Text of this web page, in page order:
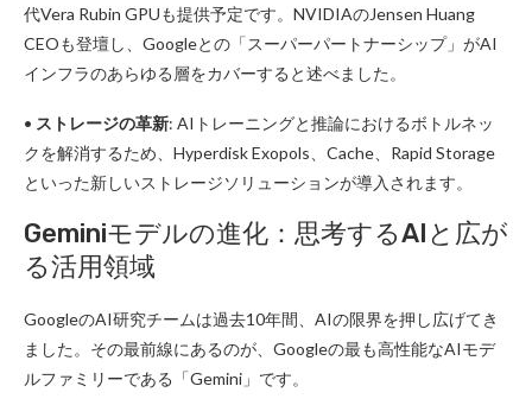
代Vera Rubin GPUも提供予定です。NVIDIAのJensen Huang
CEOも登壇し、Googleとの「スーパーパートナーシップ」がAI
インフラのあらゆる層をカバーすると述べました。
• ストレージの革新: AIトレーニングと推論におけるボトルネッ
クを解消するため、Hyperdisk Exopols、Cache、Rapid Storage
といった新しいストレージソリューションが導入されます。
Geminiモデルの進化：思考するAIと広が
る活用領域
GoogleのAI研究チームは過去10年間、AIの限界を押し広げてき
ました。その最前線にあるのが、Googleの最も高性能なAIモデ
ルファミリーである「Gemini」です。